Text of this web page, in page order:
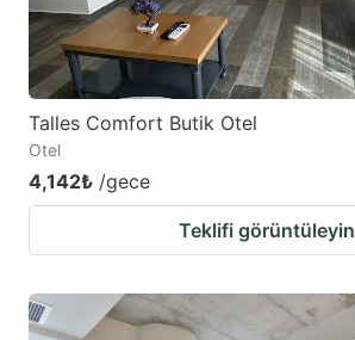
Talles Comfort Butik Otel
Otel
4,142₺ /gece
Teklifi görüntüleyin